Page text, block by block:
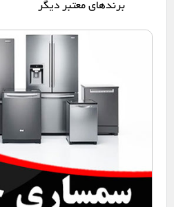
برندهای معتبر دیگر